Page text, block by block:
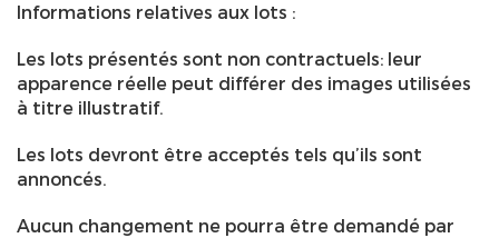
Informations relatives aux lots :
Les lots présentés sont non contractuels: leur
apparence réelle peut différer des images utilisées
à titre illustratif.
Les lots devront être acceptés tels qu’ils sont
annoncés.
Aucun changement ne pourra être demandé par